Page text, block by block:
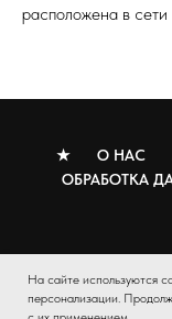
На сайте используются
персонализации.
расположена в
★ О НАС
ОБРАБОТКА